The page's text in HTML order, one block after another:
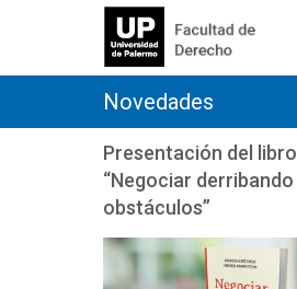
Novedades
Presentación del libro
“Negociar derribando
obstáculos”